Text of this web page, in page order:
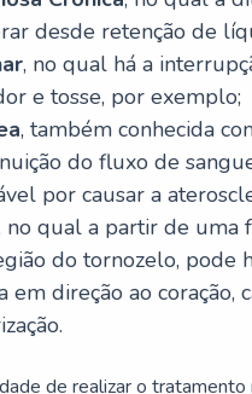
desde retenção de
, no qual há a
e tosse, por exemplo;
, também conhecida
do fluxo de
por causar a
no qual a partir de uma
do tornozelo, pode
em direção ao coração,
de realizar o